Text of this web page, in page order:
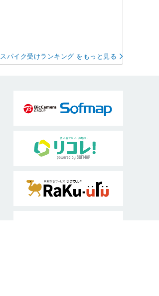
スパイク受けランキング をもっと見る